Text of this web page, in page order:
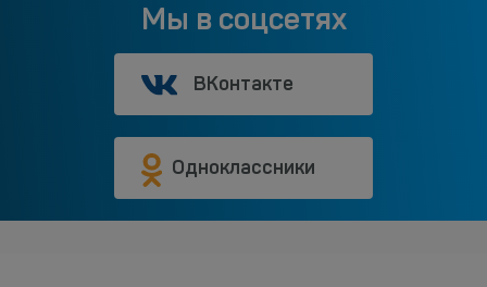
Мы в соцсетях
ВКонтакте
Одноклассники